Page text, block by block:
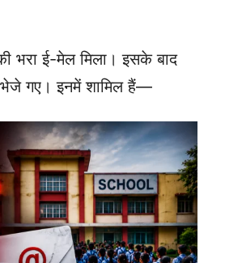
भरा ई-मेल मिला। इसके बाद
गए। इनमें शामिल हैं—